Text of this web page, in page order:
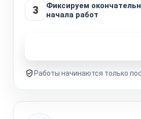
3
Фиксируем
начала работ
Работы начинаются только